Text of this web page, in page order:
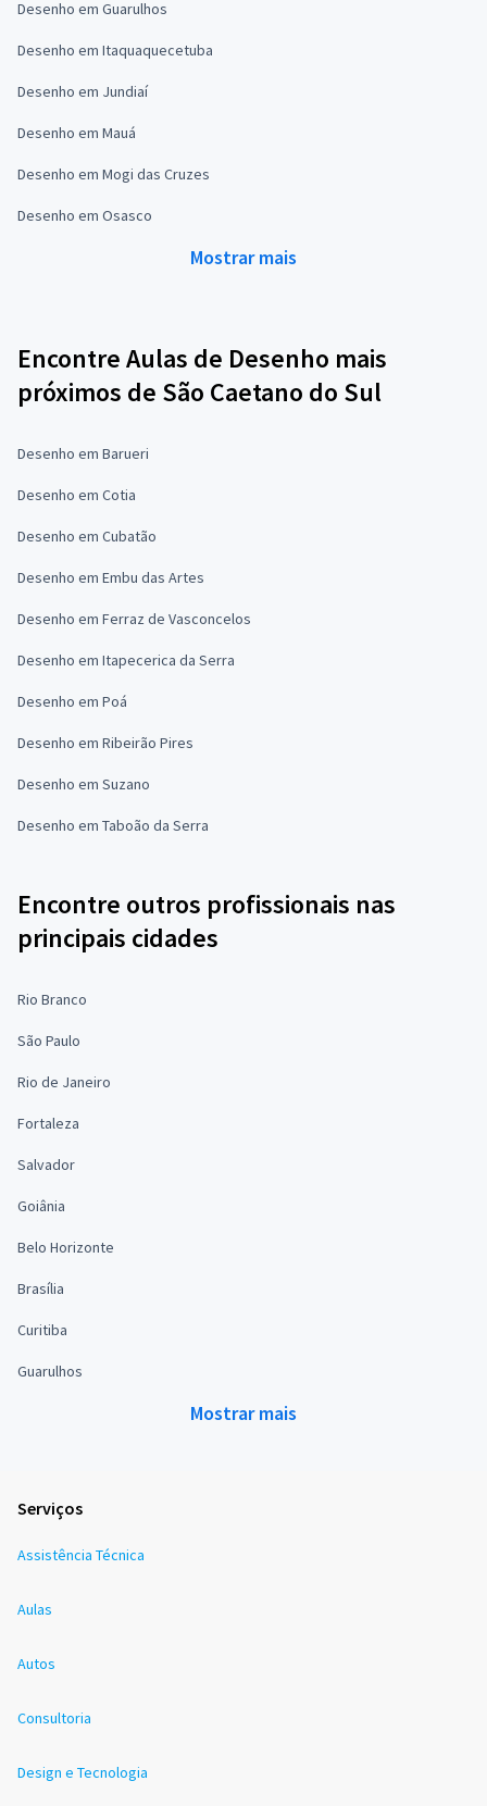
Desenho em Guarulhos
Desenho em Itaquaquecetuba
Desenho em Jundiaí
Desenho em Mauá
Desenho em Mogi das Cruzes
Desenho em Osasco
Mostrar mais
Encontre Aulas de Desenho mais
próximos de São Caetano do Sul
Desenho em Barueri
Desenho em Cotia
Desenho em Cubatão
Desenho em Embu das Artes
Desenho em Ferraz de Vasconcelos
Desenho em Itapecerica da Serra
Desenho em Poá
Desenho em Ribeirão Pires
Desenho em Suzano
Desenho em Taboão da Serra
Encontre outros profissionais nas
principais cidades
Rio Branco
São Paulo
Rio de Janeiro
Fortaleza
Salvador
Goiânia
Belo Horizonte
Brasília
Curitiba
Guarulhos
Mostrar mais
Serviços
Assistência Técnica
Aulas
Autos
Consultoria
Design e Tecnologia